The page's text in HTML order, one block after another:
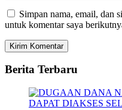
Simpan nama, email, dan
untuk komentar saya
Berita Terbaru